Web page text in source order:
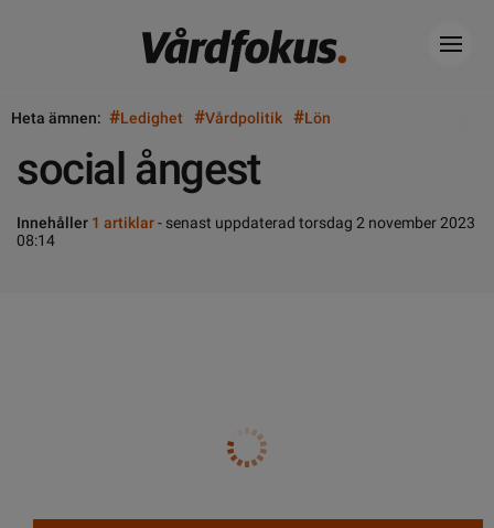
Heta ämnen: #Ledighet #Vårdpolitik #Lön
social ångest
Innehåller 1 artiklar- senast uppdaterad torsdag 2 november 2023
08:14